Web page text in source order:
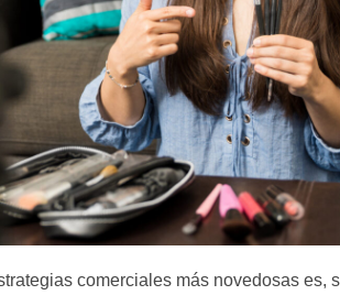
comerciales más novedosas es,